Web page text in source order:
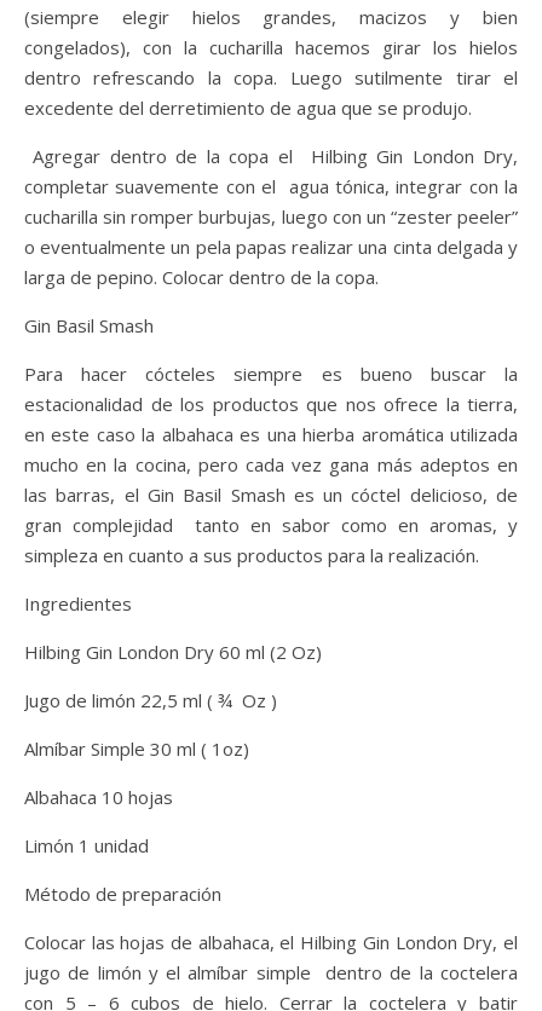
(siempre elegir hielos grandes, macizos y bien
congelados), con la cucharilla hacemos girar los hielos
dentro refrescando la copa. Luego sutilmente tirar el
excedente del derretimiento de agua que se produjo.
Agregar dentro de la copa el Hilbing Gin London Dry,
completar suavemente con el agua tónica, integrar con la
cucharilla sin romper burbujas, luego con un “zester peeler”
o eventualmente un pela papas realizar una cinta delgada y
larga de pepino. Colocar dentro de la copa.
Gin Basil Smash
Para hacer cócteles siempre es bueno buscar la
estacionalidad de los productos que nos ofrece la tierra,
en este caso la albahaca es una hierba aromática utilizada
mucho en la cocina, pero cada vez gana más adeptos en
las barras, el Gin Basil Smash es un cóctel delicioso, de
gran complejidad tanto en sabor como en aromas, y
simpleza en cuanto a sus productos para la realización.
Ingredientes
Hilbing Gin London Dry 60 ml (2 Oz)
Jugo de limón 22,5 ml ( ¾ Oz )
Almíbar Simple 30 ml ( 1oz)
Albahaca 10 hojas
Limón 1 unidad
Método de preparación
Colocar las hojas de albahaca, el Hilbing Gin London Dry, el
jugo de limón y el almíbar simple dentro de la coctelera
con 5 – 6 cubos de hielo. Cerrar la coctelera y batir